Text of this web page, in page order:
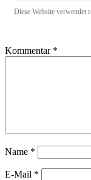
Diese Website verwendet
Kommentar *
Name *
E-Mail *